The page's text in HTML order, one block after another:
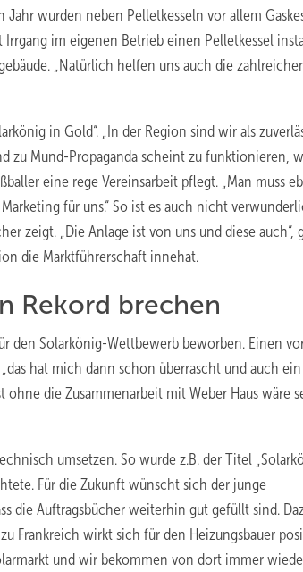
wurden neben Pelletkesseln vor allem
im eigenen Betrieb einen Pelletkessel
„Natürlich helfen uns auch die
in Gold“. „In der Region sind wir als
zu Mund-Propaganda scheint zu funktionieren,
eine rege Vereinsarbeit pflegt. „Man muss
für uns.“ So ist es auch nicht
zeigt. „Die Anlage ist von uns und diese auch“,
die Marktführerschaft innehat.
Rekord brechen
den Solarkönig-Wettbewerb beworben. Einen
hat mich dann schon überrascht und auch
die Zusammenarbeit mit Weber Haus wäre
umsetzen. So wurde z.B. der Titel
Für die Zukunft wünscht sich der junge
die Auftragsbücher weiterhin gut gefüllt sind.
Frankreich wirkt sich für den Heizungsbauer
und wir bekommen von dort immer